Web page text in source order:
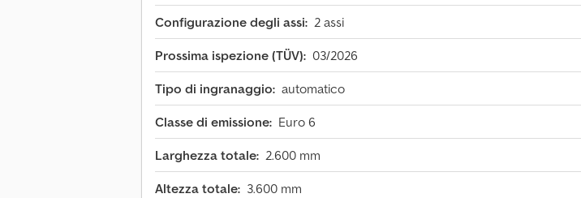
Configurazione degli assi: 2 assi
Prossima ispezione (TÜV): 03/2026
Tipo di ingranaggio: automatico
Classe di emissione: Euro 6
Larghezza totale: 2.600 mm
Altezza totale: 3.600 mm